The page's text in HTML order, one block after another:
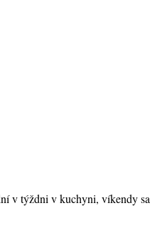
v týždni v kuchyni, víkendy sa